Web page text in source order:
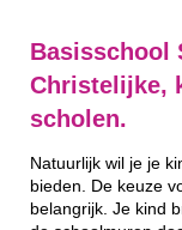
Basisschool
Christelijke,
scholen.
Natuurlijk wil je je
bieden. De keuze
belangrijk. Je kind